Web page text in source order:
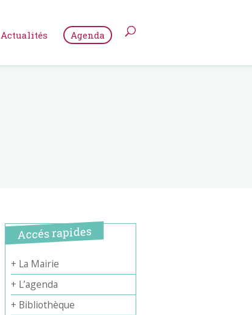
Actualités Agenda
Accés rapides
+ La Mairie
+ L’agenda
+ Bibliothèque